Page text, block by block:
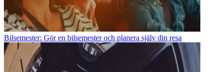
Bilsemester: Gör en bilsemester och planera själv din resa